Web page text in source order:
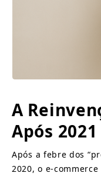
A
Após 2021
Após a febre dos
2020, o e-